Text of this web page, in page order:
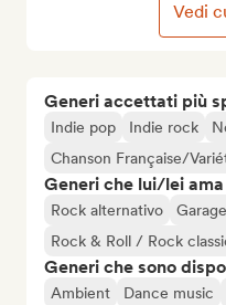
Generi accettati più
Indie pop Indie rock
Chanson Française/
Generi che lui/lei ama
Rock alternativo
Rock & Roll / Rock
Generi che sono
Ambient Dance music
Vedi